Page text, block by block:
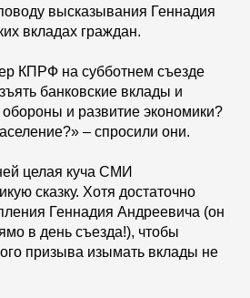
высказывания Геннадия
вкладах граждан.
КПРФ на субботнем съезде
банковские вклады и
и развитие экономики?
– спросили они.
целая куча СМИ
сказку. Хотя достаточно
Геннадия Андреевича (он
в день съезда!), чтобы
призыва изымать вклады не